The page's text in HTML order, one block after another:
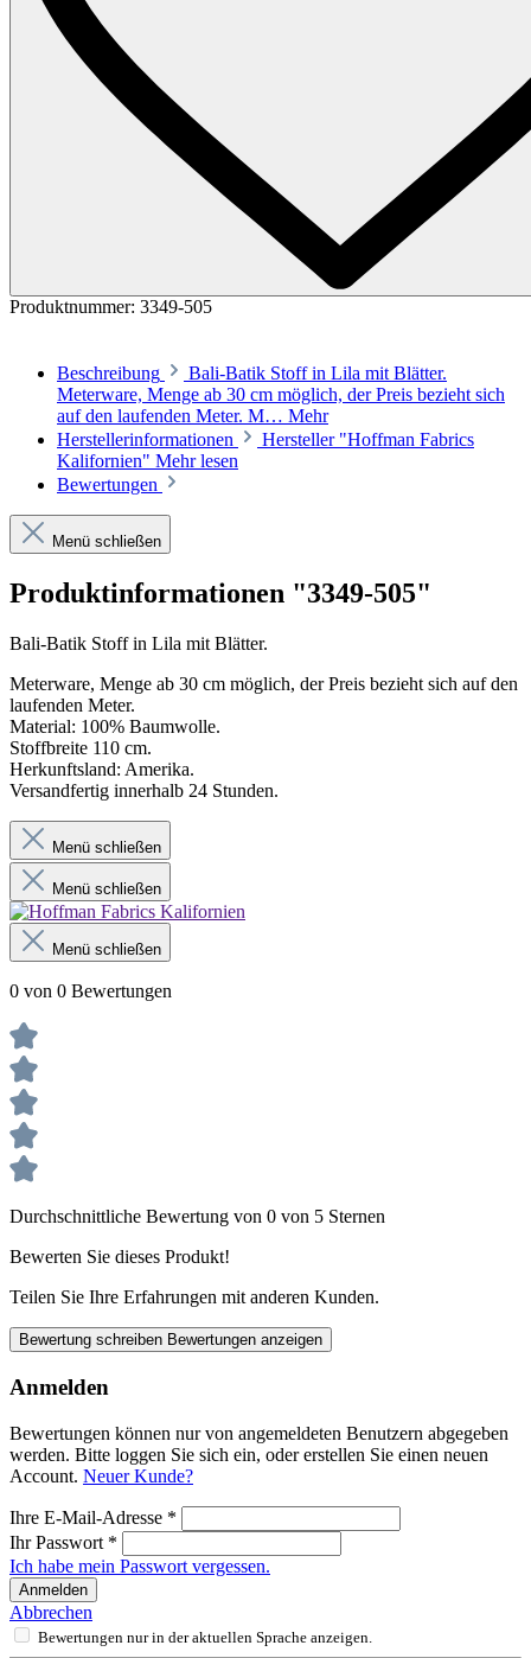
Produktnummer: 3349-505
Beschreibung
Bali-Batik Stoff in Lila mit Blätter.
Meterware, Menge ab 30 cm möglich, der Preis bezieht sich
auf den laufenden Meter. M… Mehr
Herstellerinformationen
Hersteller "Hoffman Fabrics
Kalifornien" Mehr lesen
Bewertungen
Menü schließen
Produktinformationen "3349-505"
Bali-Batik Stoff in Lila mit Blätter.
Meterware, Menge ab 30 cm möglich, der Preis bezieht sich auf den
laufenden Meter.
Material: 100% Baumwolle.
Stoffbreite 110 cm.
Herkunftsland: Amerika.
Versandfertig innerhalb 24 Stunden.
Menü schließen
Menü schließen
Menü schließen
0 von 0 Bewertungen
Durchschnittliche Bewertung von 0 von 5 Sternen
Bewerten Sie dieses Produkt!
Teilen Sie Ihre Erfahrungen mit anderen Kunden.
Bewertung schreiben Bewertungen anzeigen
Anmelden
Bewertungen können nur von angemeldeten Benutzern abgegeben
werden. Bitte loggen Sie sich ein, oder erstellen Sie einen neuen
Account. Neuer Kunde?
Ihre E-Mail-Adresse *
Ihr Passwort *
Ich habe mein Passwort vergessen.
Anmelden
Abbrechen
Bewertungen nur in der aktuellen Sprache anzeigen.